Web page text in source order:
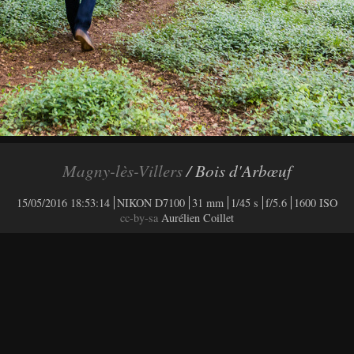
Magny-lès-Villers/ Bois d'Arbœuf
15/05/2016 18:53:14 NIKON D7100 31 mm 1/45 s f/5.6 1600 ISO
cc-by-sa Aurélien Coillet